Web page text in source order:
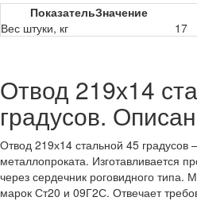
ПоказательЗначение
Вес штуки, кг
17
Отвод 219х14
градусов.
Отвод 219х14 стальной 45 градусов
металлопроката. Изготавливается
через сердечник роговидного типа.
марок Ст20 и 09Г2С. Отвечает